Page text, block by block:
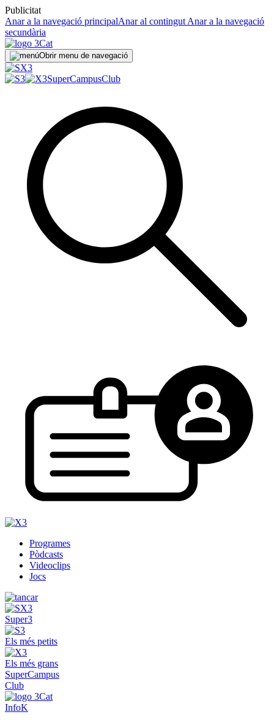
Publicitat
Anar a la navegació principalAnar al contingut Anar a la navegació
secundària
Obrir menu de navegació
SuperCampusClub
Programes
Pòdcasts
Videoclips
Jocs
Super3
Els més petits
Els més grans
SuperCampus
Club
InfoK